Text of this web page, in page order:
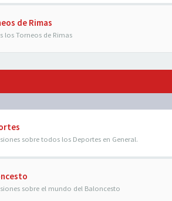
de Rimas
los Torneos de Rimas
sobre todos los Deportes en General.
sobre el mundo del Baloncesto